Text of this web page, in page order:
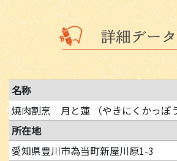
名称
焼肉割烹 月と蓮 （やきにくかっぽ
所在地
愛知県豊川市為当町新屋川原1-3